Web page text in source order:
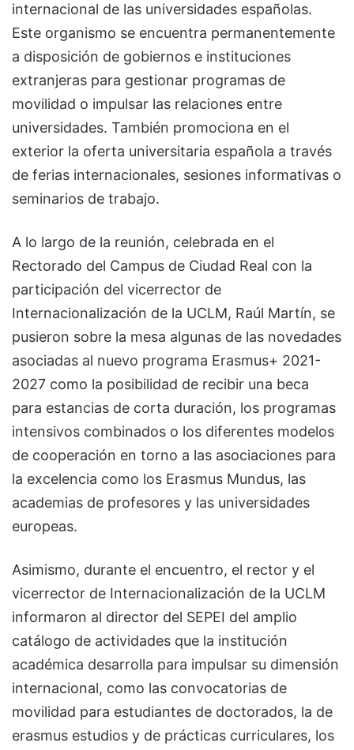
internacional de las universidades españolas.
Este organismo se encuentra permanentemente
a disposición de gobiernos e instituciones
extranjeras para gestionar programas de
movilidad o impulsar las relaciones entre
universidades. También promociona en el
exterior la oferta universitaria española a través
de ferias internacionales, sesiones informativas o
seminarios de trabajo.
A lo largo de la reunión, celebrada en el
Rectorado del Campus de Ciudad Real con la
participación del vicerrector de
Internacionalización de la UCLM, Raúl Martín, se
pusieron sobre la mesa algunas de las novedades
asociadas al nuevo programa Erasmus+ 2021-
2027 como la posibilidad de recibir una beca
para estancias de corta duración, los programas
intensivos combinados o los diferentes modelos
de cooperación en torno a las asociaciones para
la excelencia como los Erasmus Mundus, las
academias de profesores y las universidades
europeas.
Asimismo, durante el encuentro, el rector y el
vicerrector de Internacionalización de la UCLM
informaron al director del SEPEI del amplio
catálogo de actividades que la institución
académica desarrolla para impulsar su dimensión
internacional, como las convocatorias de
movilidad para estudiantes de doctorados, la de
erasmus estudios y de prácticas curriculares, los